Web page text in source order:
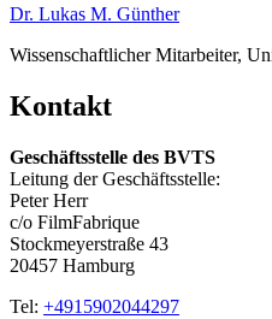
Dr. Lukas M. Günther
Wissenschaftlicher Mitarbeiter,
Kontakt
Geschäftsstelle des BVTS
Leitung der Geschäftsstelle:
Peter Herr
c/o FilmFabrique
Stockmeyerstraße 43
20457 Hamburg
Tel: +4915902044297